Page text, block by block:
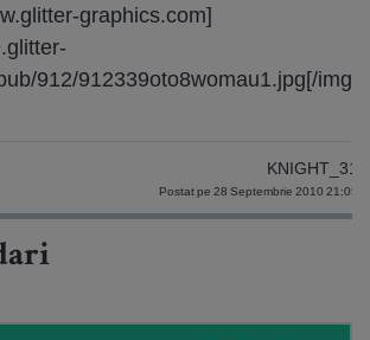
graphics.com]
912/912339oto8womau1.jpg[/img]
KNIGHT_31
Postat pe 28 Septembrie 2010 21:05